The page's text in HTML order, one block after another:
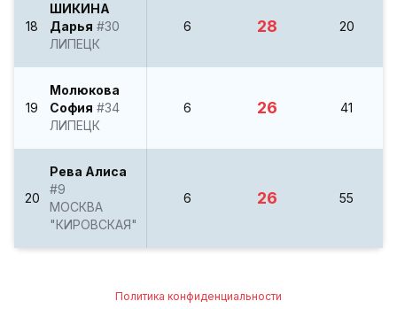
18
ШИКИНА
Дарья #30
ЛИПЕЦК
6 28 20
19
Молюкова
София #34
ЛИПЕЦК
6 26 41
20
Рева Алиса
#9
МОСКВА
"КИРОВСКАЯ"
6 26 55
Политика конфиденциальности